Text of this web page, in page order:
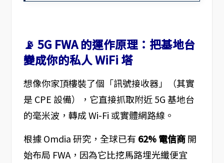
📡 5G FWA 的運作原理：把基地台
變成你的私人 WiFi 塔
想像你家頂樓裝了個「訊號接收器」（其實
是 CPE 設備），它直接抓取附近 5G 基地台
的毫米波，轉成 Wi-Fi 或實體網路線。
根據 Omdia 研究，全球已有 62% 電信商開
始布局 FWA，因為它比挖馬路埋光纖便宜